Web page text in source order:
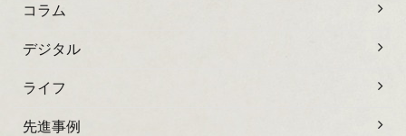
コラム
デジタル
ライフ
先進事例